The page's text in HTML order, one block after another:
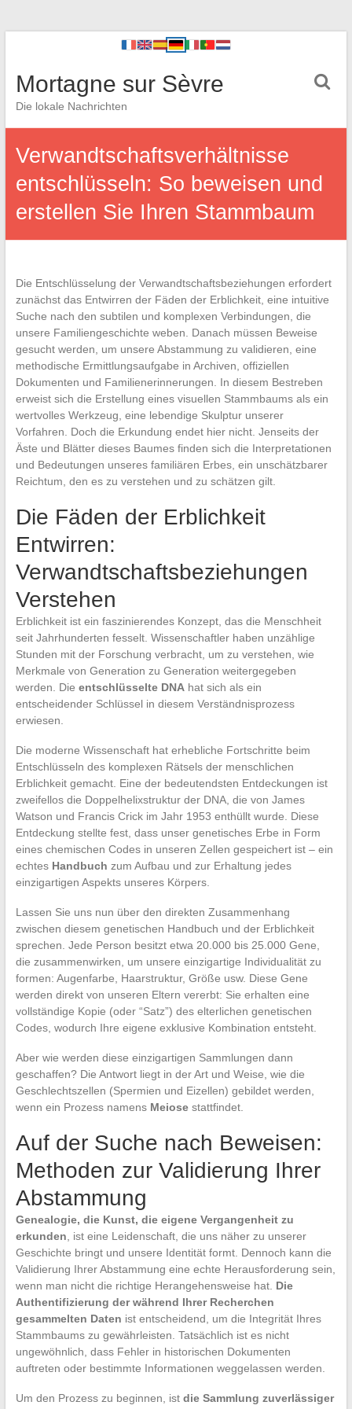
Mortagne sur Sèvre
Die lokale Nachrichten
Verwandtschaftsverhältnisse
entschlüsseln: So beweisen und
erstellen Sie Ihren Stammbaum
Die Entschlüsselung der Verwandtschaftsbeziehungen erfordert
zunächst das Entwirren der Fäden der Erblichkeit, eine intuitive
Suche nach den subtilen und komplexen Verbindungen, die
unsere Familiengeschichte weben. Danach müssen Beweise
gesucht werden, um unsere Abstammung zu validieren, eine
methodische Ermittlungsaufgabe in Archiven, offiziellen
Dokumenten und Familienerinnerungen. In diesem Bestreben
erweist sich die Erstellung eines visuellen Stammbaums als ein
wertvolles Werkzeug, eine lebendige Skulptur unserer
Vorfahren. Doch die Erkundung endet hier nicht. Jenseits der
Äste und Blätter dieses Baumes finden sich die Interpretationen
und Bedeutungen unseres familiären Erbes, ein unschätzbarer
Reichtum, den es zu verstehen und zu schätzen gilt.
Die Fäden der Erblichkeit
Entwirren:
Verwandtschaftsbeziehungen
Verstehen
Erblichkeit ist ein faszinierendes Konzept, das die Menschheit
seit Jahrhunderten fesselt. Wissenschaftler haben unzählige
Stunden mit der Forschung verbracht, um zu verstehen, wie
Merkmale von Generation zu Generation weitergegeben
werden. Die entschlüsselte DNAhat sich als ein
entscheidender Schlüssel in diesem Verständnisprozess
erwiesen.
Die moderne Wissenschaft hat erhebliche Fortschritte beim
Entschlüsseln des komplexen Rätsels der menschlichen
Erblichkeit gemacht. Eine der bedeutendsten Entdeckungen ist
zweifellos die Doppelhelixstruktur der DNA, die von James
Watson und Francis Crick im Jahr 1953 enthüllt wurde. Diese
Entdeckung stellte fest, dass unser genetisches Erbe in Form
eines chemischen Codes in unseren Zellen gespeichert ist – ein
echtes Handbuch zum Aufbau und zur Erhaltung jedes
einzigartigen Aspekts unseres Körpers.
Lassen Sie uns nun über den direkten Zusammenhang
zwischen diesem genetischen Handbuch und der Erblichkeit
sprechen. Jede Person besitzt etwa 20.000 bis 25.000 Gene,
die zusammenwirken, um unsere einzigartige Individualität zu
formen: Augenfarbe, Haarstruktur, Größe usw. Diese Gene
werden direkt von unseren Eltern vererbt: Sie erhalten eine
vollständige Kopie (oder “Satz”) des elterlichen genetischen
Codes, wodurch Ihre eigene exklusive Kombination entsteht.
Aber wie werden diese einzigartigen Sammlungen dann
geschaffen? Die Antwort liegt in der Art und Weise, wie die
Geschlechtszellen (Spermien und Eizellen) gebildet werden,
wenn ein Prozess namens Meiosestattfindet.
Auf der Suche nach Beweisen:
Methoden zur Validierung Ihrer
Abstammung
Genealogie, die Kunst, die eigene Vergangenheit zu
erkunden , ist eine Leidenschaft, die uns näher zu unserer
Geschichte bringt und unsere Identität formt. Dennoch kann die
Validierung Ihrer Abstammung eine echte Herausforderung sein,
wenn man nicht die richtige Herangehensweise hat. Die
Authentifizierung der während Ihrer Recherchen
gesammelten Daten ist entscheidend, um die Integrität Ihres
Stammbaums zu gewährleisten. Tatsächlich ist es nicht
ungewöhnlich, dass Fehler in historischen Dokumenten
auftreten oder bestimmte Informationen weggelassen werden.
Um den Prozess zu beginnen, ist die Sammlung zuverlässiger